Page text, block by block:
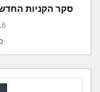
סקר הקניות